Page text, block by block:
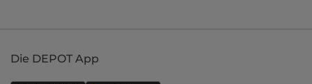
Die DEPOT App